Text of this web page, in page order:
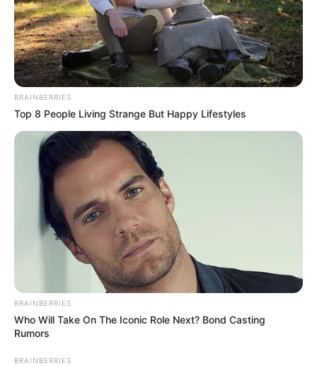
News
ΤΑ ΠΙΟ ΔΗΜΟΦΙΛΗ
BRAINBERRIES
Top 8 People Living Strange But Happy Lifestyles
BRAINBERRIES
Who Will Take On The Iconic Role Next? Bond Casting
Rumors
BRAINBERRIES